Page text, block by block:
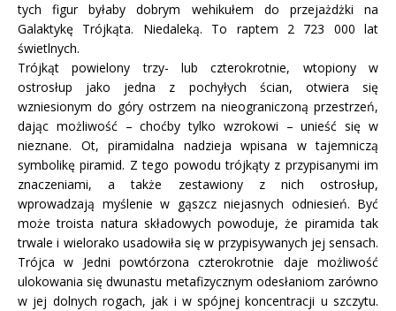
tych figur byłaby dobrym wehikułem do przejażdżki na
Galaktykę Trójkąta. Niedaleką. To raptem 2 723 000 lat
świetlnych.
Trójkąt powielony trzy- lub czterokrotnie, wtopiony w
ostrosłup jako jedna z pochyłych ścian, otwiera się
wzniesionym do góry ostrzem na nieograniczoną przestrzeń,
dając możliwość – choćby tylko wzrokowi – unieść się w
nieznane. Ot, piramidalna nadzieja wpisana w tajemniczą
symbolikę piramid. Z tego powodu trójkąty z przypisanymi im
znaczeniami, a także zestawiony z nich ostrosłup,
wprowadzają myślenie w gąszcz niejasnych odniesień. Być
może troista natura składowych powoduje, że piramida tak
trwale i wielorako usadowiła się w przypisywanych jej sensach.
Trójca w Jedni powtórzona czterokrotnie daje możliwość
ulokowania się dwunastu metafizycznym odesłaniom zarówno
w jej dolnych rogach, jak i w spójnej koncentracji u szczytu.